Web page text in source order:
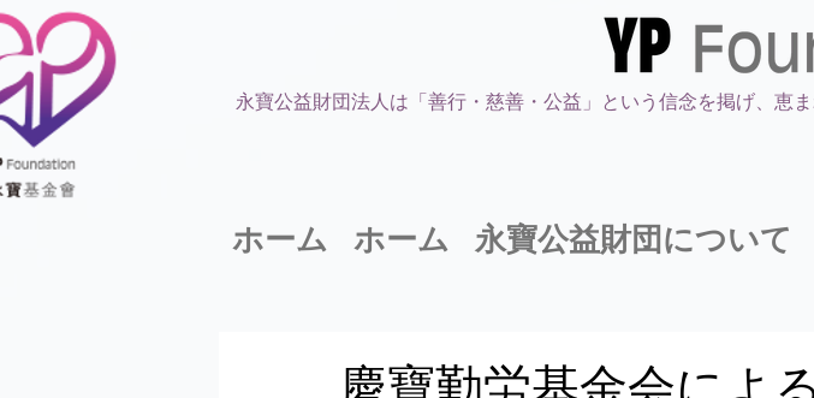
永寶公益財団法人は「善行・慈善・公益」という信念を掲げ、恵
ホーム ホーム 永寶公益財団について